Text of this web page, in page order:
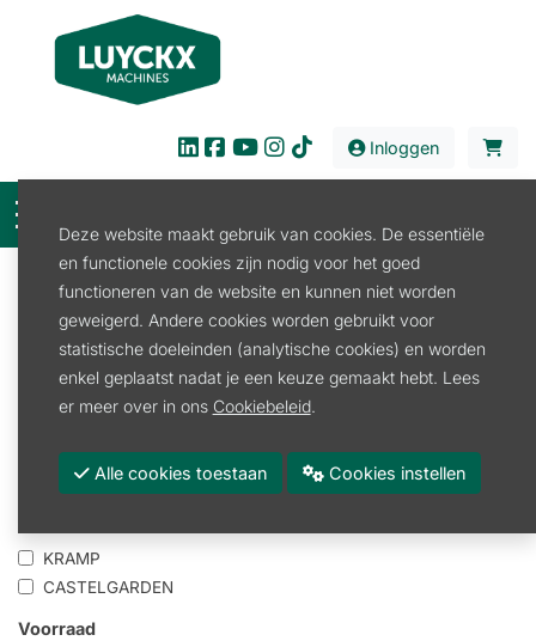
Inloggen
Filter
Onderdelen Banden en Wielen
Binnenband
Promoties
KRAMP
CASTELGARDEN
Voorraad
Deze website maakt gebruik van cookies. De essentiële
en functionele cookies zijn nodig voor het goed
functioneren van de website en kunnen niet worden
geweigerd. Andere cookies worden gebruikt voor
statistische doeleinden (analytische cookies) en worden
enkel geplaatst nadat je een keuze gemaakt hebt. Lees
er meer over in ons Cookiebeleid.
Alle cookies toestaan Cookies instellen